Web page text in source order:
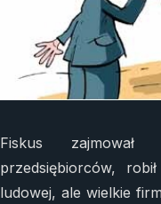
Fiskus
przedsiębiorców,
ludowej, ale wielkie